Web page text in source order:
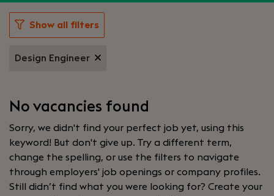
Show all filters
Design Engineer
No vacancies found
Sorry, we didn't find your perfect job yet, using this
keyword! But don't give up. Try a different term,
change the spelling, or use the filters to navigate
through employers' job openings or company profiles.
Still didn’t find what you were looking for? Create your